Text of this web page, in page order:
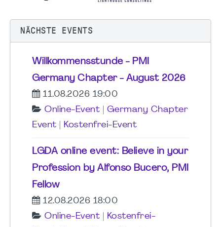
NÄCHSTE EVENTS
Willkommensstunde - PMI
Germany Chapter - August 2026
11.08.2026 19:00
Online-Event
Germany Chapter
Event
Kostenfrei-Event
LGDA online event: Believe in your
Profession by Alfonso Bucero, PMI
Fellow
12.08.2026 18:00
Online-Event
Kostenfrei-